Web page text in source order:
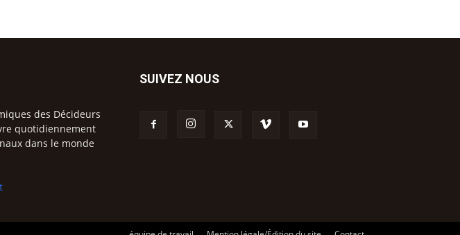
des Décideurs
quotidiennement
dans le monde
SUIVEZ NOUS